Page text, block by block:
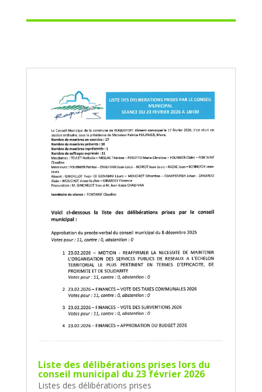
Liste des délibérations prises lors du
conseil municipal du 23 février 2026
Listes des délibérations prises